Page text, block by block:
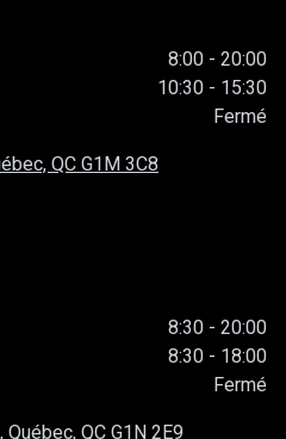
8:00 - 20:00
10:30 - 15:30
Fermé
QC G1M 3C8
8:30 - 20:00
8:30 - 18:00
Fermé
Québec, QC G1N 2E9